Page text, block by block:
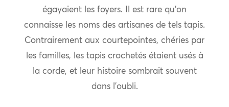
égayaient les foyers. Il est rare qu’on
connaisse les noms des artisanes de tels tapis.
Contrairement aux courtepointes, chéries par
les familles, les tapis crochetés étaient usés à
la corde, et leur histoire sombrait souvent
dans l’oubli.